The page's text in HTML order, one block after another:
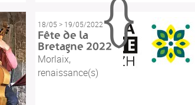
18/05 > 19/05/2022
Fête de la
Bretagne 2022
Morlaix,
renaissance(s)